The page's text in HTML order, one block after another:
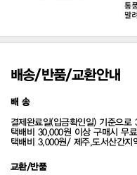
배송/반품/교환안내
배 송
결제완료일(입금확인일) 기준으
택배비 30,000원 이상 구매시 무료
택배비 3,000원/ 제주,도서산간지
교환/반품